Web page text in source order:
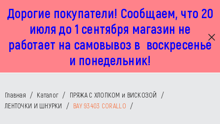
Дорогие покупатели! Сообщаем, что 20
июля до 1 сентября магазин не
работает на самовывоз в воскресенье
и понедельник!
г. Москва, Маленковская 32 стр 2А
пн-пт с 11:00 до 19:00, сб с 11:00 до 17:00
+7 925 449 67 92
Главная / Каталог / ПРЯЖА С ХЛОПКОМ и ВИСКОЗОЙ
/
ЛЕНТОЧКИ И ШНУРКИ
/ BAY 93403 CORALLO /